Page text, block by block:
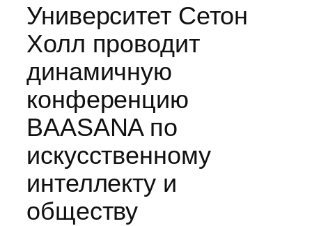
Университет Сетон
Холл проводит
динамичную
конференцию
BAASANA по
искусственному
интеллекту и
обществу